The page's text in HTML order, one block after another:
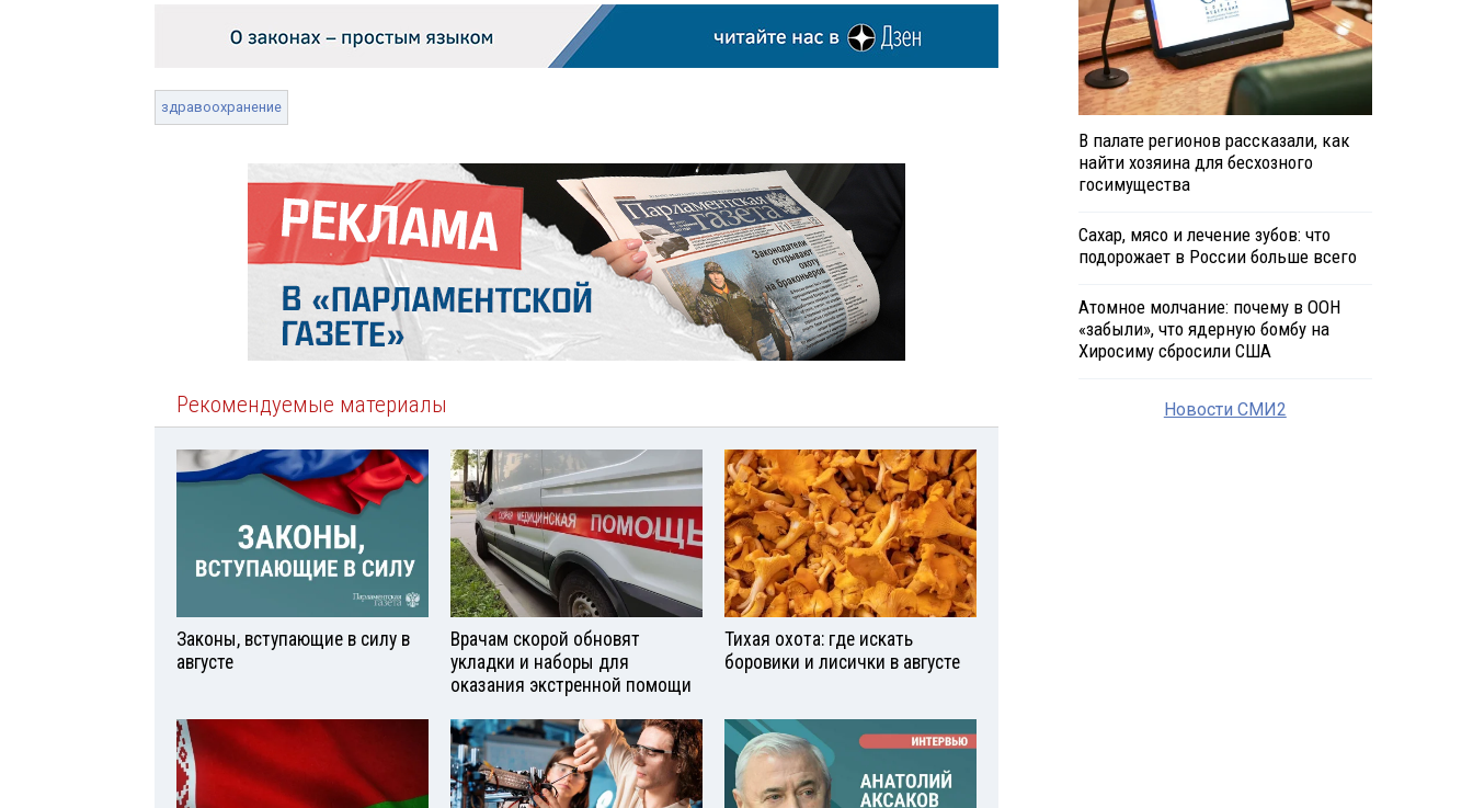
здравоохранение
Рекомендуемые материалы
Законы, вступающие в силу в
августе
Врачам скорой обновят
укладки и наборы для
оказания экстренной помощи
Тихая охота: где искать
боровики и лисички в августе
В палате регионов рассказали, как
найти хозяина для бесхозного
госимущества
Сахар, мясо и лечение зубов: что
подорожает в России больше всего
Атомное молчание: почему в ООН
«забыли», что ядерную бомбу на
Хиросиму сбросили США
Новости СМИ2